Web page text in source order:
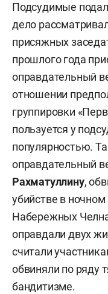
Подсудимые
дело
присяжных
прошлого года
оправдательный
отношении
группировки
пользуется у
популярностью.
оправдательный
Рахматуллину,
убийстве в
Набережных
оправдали двух
считали
обвиняли по ряду
бандитизме.